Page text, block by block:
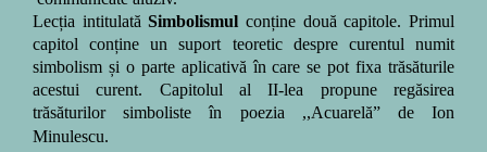
Lecția intitulatăSimbolismulconține două capitole. Primul
capitol conține un suport teoretic despre curentul numit
simbolism și o parte aplicativă în care se pot fixa trăsăturile
acestui curent. Capitolul al II-lea propune regăsirea
trăsăturilor simboliste în poezia ,,Acuarelă” de Ion
Minulescu.